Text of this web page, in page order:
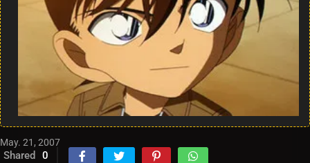
May. 21, 2007
Shared 0